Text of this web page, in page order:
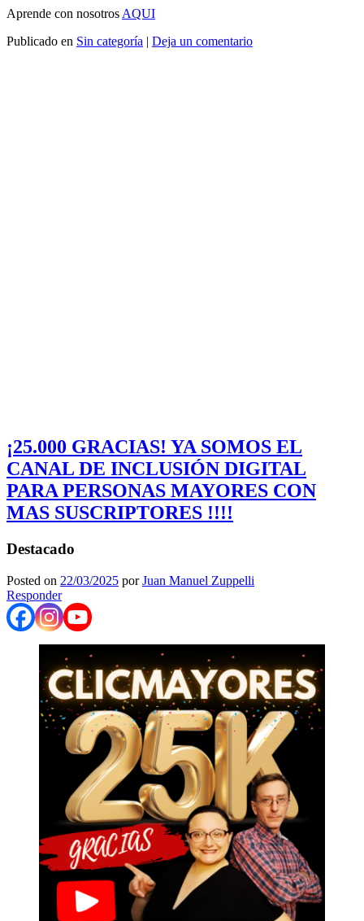
Aprende con nosotros AQUI
Publicado en Sin categoría | Deja un comentario
¡25.000 GRACIAS! YA SOMOS EL
CANAL DE INCLUSIÓN DIGITAL
PARA PERSONAS MAYORES CON
MAS SUSCRIPTORES !!!!
Destacado
Posted on 22/03/2025 porJuan Manuel Zuppelli
Responder